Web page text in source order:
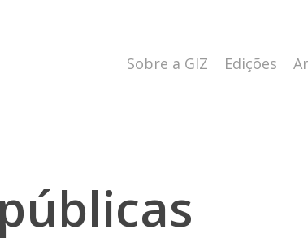
Sobre a GIZ Edições